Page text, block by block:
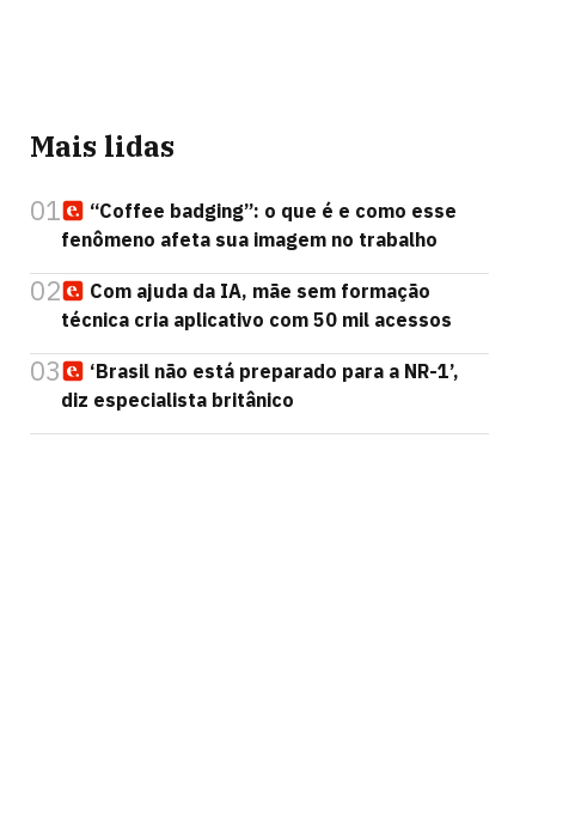
Mais lidas
01
“Coffee badging”: o que é e como esse
fenômeno afeta sua imagem no trabalho
02
Com ajuda da IA, mãe sem formação
técnica cria aplicativo com 50 mil acessos
03
‘Brasil não está preparado para a NR-1’,
diz especialista britânico